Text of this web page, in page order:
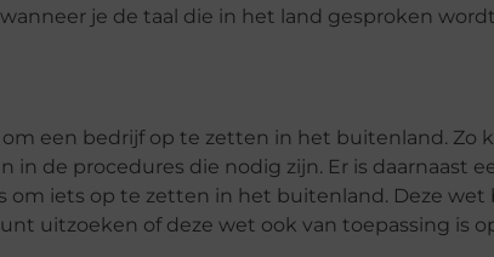
je de taal die in het land gesproken
een bedrijf op te zetten in het buitenland. Zo
de procedures die nodig zijn. Er is daarnaast
iets op te zetten in het buitenland. Deze wet
uitzoeken of deze wet ook van toepassing is